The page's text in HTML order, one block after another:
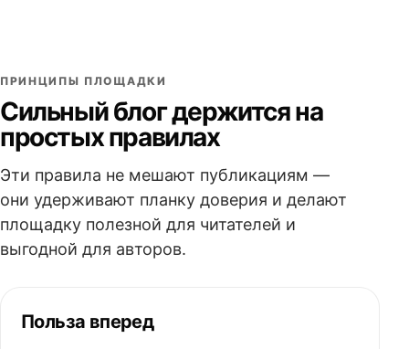
ПРИНЦИПЫ ПЛОЩАДКИ
Сильный блог держится на
простых правилах
Эти правила не мешают публикациям —
они удерживают планку доверия и делают
площадку полезной для читателей и
выгодной для авторов.
Польза вперед